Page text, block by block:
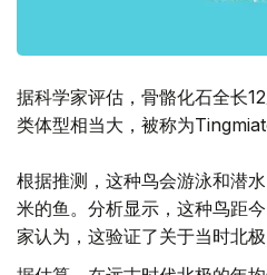
据科学家评估，骨骼化石全长
类体型相当大，被称为
根据推测，这种鸟会游泳和潜
米的鱼。分析显示，这种鸟距
家认为，这验证了关于当时北